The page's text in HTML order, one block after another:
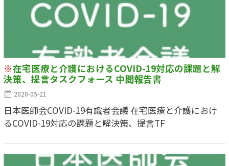
※在宅医療と介護におけるCOVID-19対応の課題と解
決策、提言タスクフォース 中間報告書
2020-05-21
日本医師会COVID-19有識者会議 在宅医療と介護におけ
るCOVID-19対応の課題と解決策、提言TF